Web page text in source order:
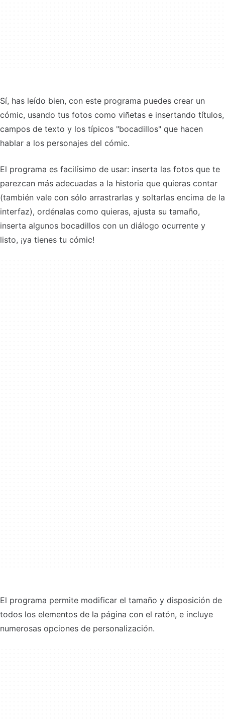
Sí, has leído bien, con este programa puedes crear un
cómic, usando tus fotos como viñetas e insertando títulos,
campos de texto y los típicos "bocadillos" que hacen
hablar a los personajes del cómic.
El programa es facilísimo de usar: inserta las fotos que te
parezcan más adecuadas a la historia que quieras contar
(también vale con sólo arrastrarlas y soltarlas encima de la
interfaz), ordénalas como quieras, ajusta su tamaño,
inserta algunos bocadillos con un diálogo ocurrente y
listo, ¡ya tienes tu cómic!
El programa permite modificar el tamaño y disposición de
todos los elementos de la página con el ratón, e incluye
numerosas opciones de personalización.